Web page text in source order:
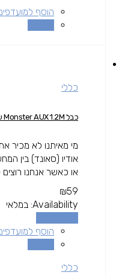
הוסף
כללי
כבל Monster AUX 1.2M שחור/כסוף
מי מאיתנו לא מכיר
אודיו (סאונד) בין
או כאשר אנחנו
₪59
Availability: במלאי
הוסף
כללי